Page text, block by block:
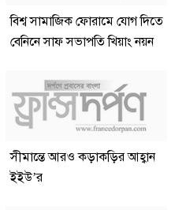
বিশ্ব সামাজিক ফোরামে যোগ দিতে
বেনিনে সাফ সভাপতি খিয়াং নয়ন
সীমান্তে আরও কড়াকড়ির আহ্বান
ইইউ’র